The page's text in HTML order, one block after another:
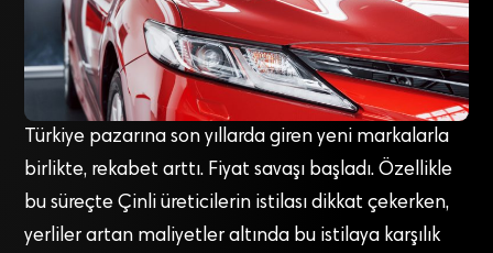
Türkiye pazarına son yıllar­da giren yeni markalarla
bir­likte, rekabet arttı. Fiyat savaşı başladı. Özellikle
bu süreçte Çinli üreticilerin istilası dikkat çeker­ken,
yerliler artan maliyetler al­tında bu istilaya karşılık